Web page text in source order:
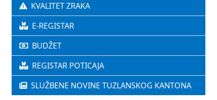
KVALITET ZRAKA
E-REGISTAR
BUDŽET
REGISTAR POTICAJA
SLUŽBENE NOVINE TUZLANSKOG KANTONA